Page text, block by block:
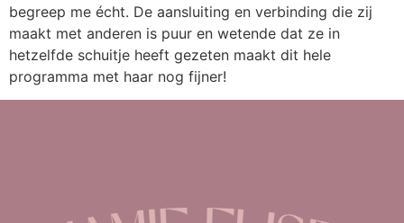
begreep me écht. De aansluiting en verbinding die zij
maakt met anderen is puur en wetende dat ze in
hetzelfde schuitje heeft gezeten maakt dit hele
programma met haar nog fijner!